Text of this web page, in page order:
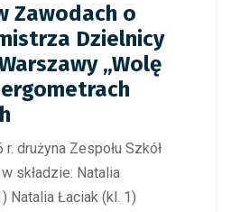
Zawodach o
Dzielnicy
„Wolę
ergometrach
drużyna Zespołu Szkół
składzie: Natalia
Natalia Łaciak (kl. 1)